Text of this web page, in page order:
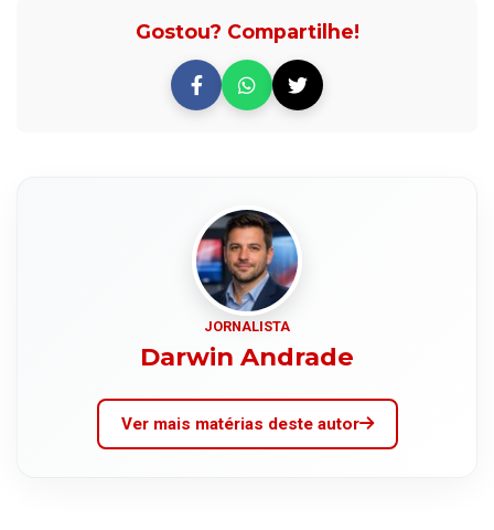
Gostou? Compartilhe!
JORNALISTA
Darwin Andrade
Ver mais matérias deste autor